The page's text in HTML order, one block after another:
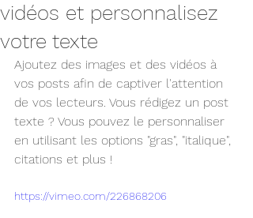
vidéos et personnalisez
votre texte
Ajoutez des images et des vidéos à
vos posts afin de captiver l'attention
de vos lecteurs. Vous rédigez un post
texte ? Vous pouvez le personnaliser
en utilisant les options "gras", "italique",
citations et plus !
https://vimeo.com/226868206